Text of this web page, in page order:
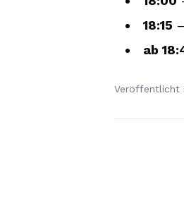
18:15
ab
Veröffentlicht